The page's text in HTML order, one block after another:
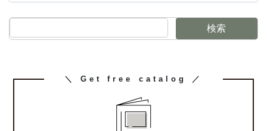
検索
カ
＼ Get free catalog ／